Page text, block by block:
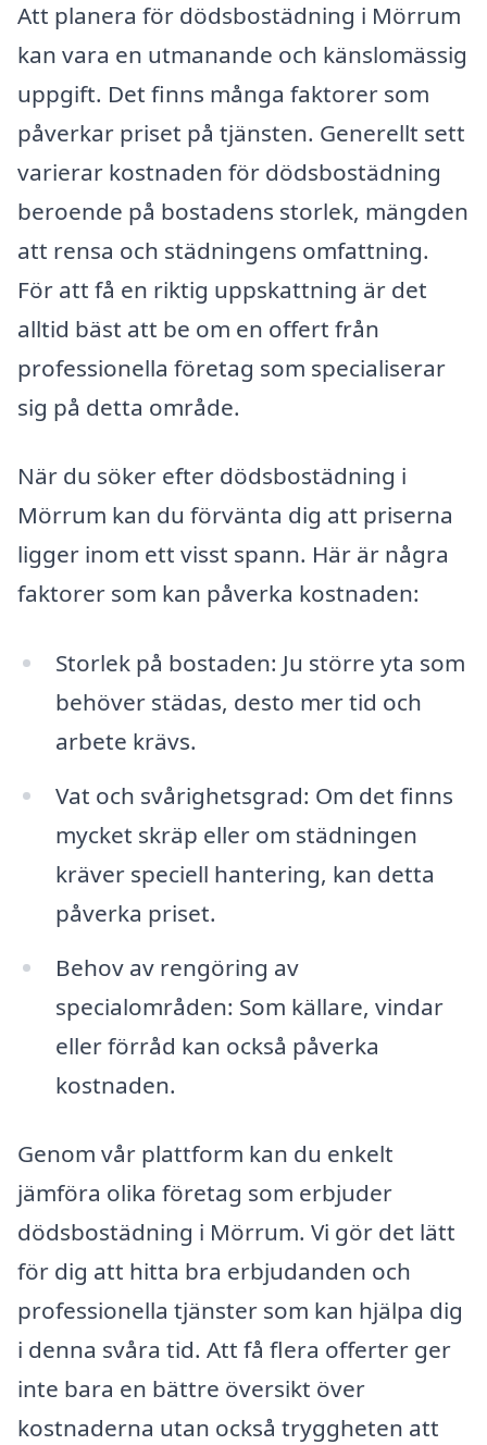
Att planera för dödsbostädning i Mörrum
kan vara en utmanande och känslomässig
uppgift. Det finns många faktorer som
påverkar priset på tjänsten. Generellt sett
varierar kostnaden för dödsbostädning
beroende på bostadens storlek, mängden
att rensa och städningens omfattning.
För att få en riktig uppskattning är det
alltid bäst att be om en offert från
professionella företag som specialiserar
sig på detta område.
När du söker efter dödsbostädning i
Mörrum kan du förvänta dig att priserna
ligger inom ett visst spann. Här är några
faktorer som kan påverka kostnaden:
Storlek på bostaden: Ju större yta som
behöver städas, desto mer tid och
arbete krävs.
Vat och svårighetsgrad: Om det finns
mycket skräp eller om städningen
kräver speciell hantering, kan detta
påverka priset.
Behov av rengöring av
specialområden: Som källare, vindar
eller förråd kan också påverka
kostnaden.
Genom vår plattform kan du enkelt
jämföra olika företag som erbjuder
dödsbostädning i Mörrum. Vi gör det lätt
för dig att hitta bra erbjudanden och
professionella tjänster som kan hjälpa dig
i denna svåra tid. Att få flera offerter ger
inte bara en bättre översikt över
kostnaderna utan också tryggheten att